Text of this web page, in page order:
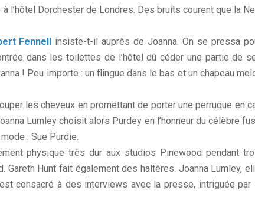
l’hôtel Dorchester de Londres. Des bruits courent que la
Fennell insiste-t-il auprès de Joanna. On se pressa
dans les toilettes de l’hôtel dû céder une partie de
! Peu importe : un flingue dans le bas et un chapeau
les cheveux en promettant de porter une perruque en
Lumley choisit alors Purdey en l’honneur du célèbre
: Sue Purdie.
physique très dur aux studios Pinewood pendant
Hunt fait également des haltères. Joanna Lumley,
consacré à des interviews avec la presse, intriguée par